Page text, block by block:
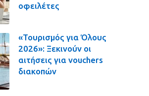
οφειλέτες
«Τουρισμός για Όλους
2026»: Ξεκινούν οι
αιτήσεις για vouchers
διακοπών